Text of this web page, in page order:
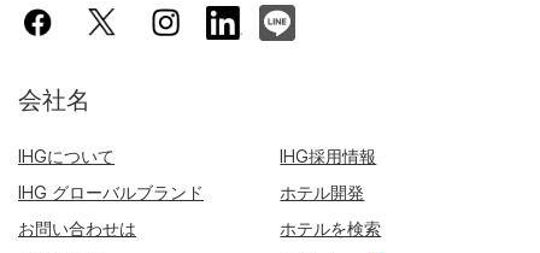
会社名
IHGについて
IHG採用情報
IHG グローバルブランド
ホテル開発
お問い合わせは
ホテルを検索